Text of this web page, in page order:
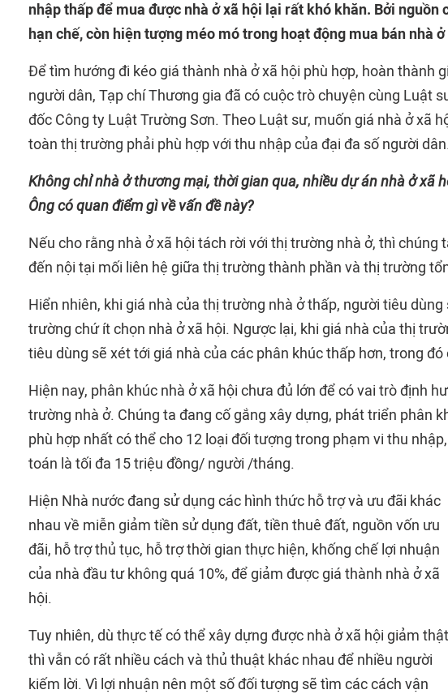
nhập thấp để mua được nhà ở xã hội lại rất khó khăn. Bởi nguồn
hạn chế, còn hiện tượng méo mó trong hoạt động mua bán nhà ở
Để tìm hướng đi kéo giá thành nhà ở xã hội phù hợp, hoàn thành
người dân, Tạp chí Thương gia đã có cuộc trò chuyện cùng Luật
đốc Công ty Luật Trường Sơn. Theo Luật sư, muốn giá nhà ở xã
toàn thị trường phải phù hợp với thu nhập của đại đa số người
Không chỉ nhà ở thương mại, thời gian qua, nhiều dự án nhà ở xã
Ông có quan điểm gì về vấn đề này?
Nếu cho rằng nhà ở xã hội tách rời với thị trường nhà ở, thì chúng
đến nội tại mối liên hệ giữa thị trường thành phần và thị trường
Hiển nhiên, khi giá nhà của thị trường nhà ở thấp, người tiêu
trường chứ ít chọn nhà ở xã hội. Ngược lại, khi giá nhà của thị
tiêu dùng sẽ xét tới giá nhà của các phân khúc thấp hơn, trong đó
Hiện nay, phân khúc nhà ở xã hội chưa đủ lớn để có vai trò định
trường nhà ở. Chúng ta đang cố gắng xây dựng, phát triển phân
phù hợp nhất có thể cho 12 loại đối tượng trong phạm vi thu
toán là tối đa 15 triệu đồng/ người /tháng.
Hiện Nhà nước đang sử dụng các hình thức hỗ trợ và ưu đãi khác
nhau về miễn giảm tiền sử dụng đất, tiền thuê đất, nguồn vốn ưu
đãi, hỗ trợ thủ tục, hỗ trợ thời gian thực hiện, khống chế lợi nhuận
của nhà đầu tư không quá 10%, để giảm được giá thành nhà ở xã
hội.
Tuy nhiên, dù thực tế có thể xây dựng được nhà ở xã hội giảm thật
thì vẫn có rất nhiều cách và thủ thuật khác nhau để nhiều người
kiếm lời. Vì lợi nhuận nên một số đối tượng sẽ tìm các cách vận